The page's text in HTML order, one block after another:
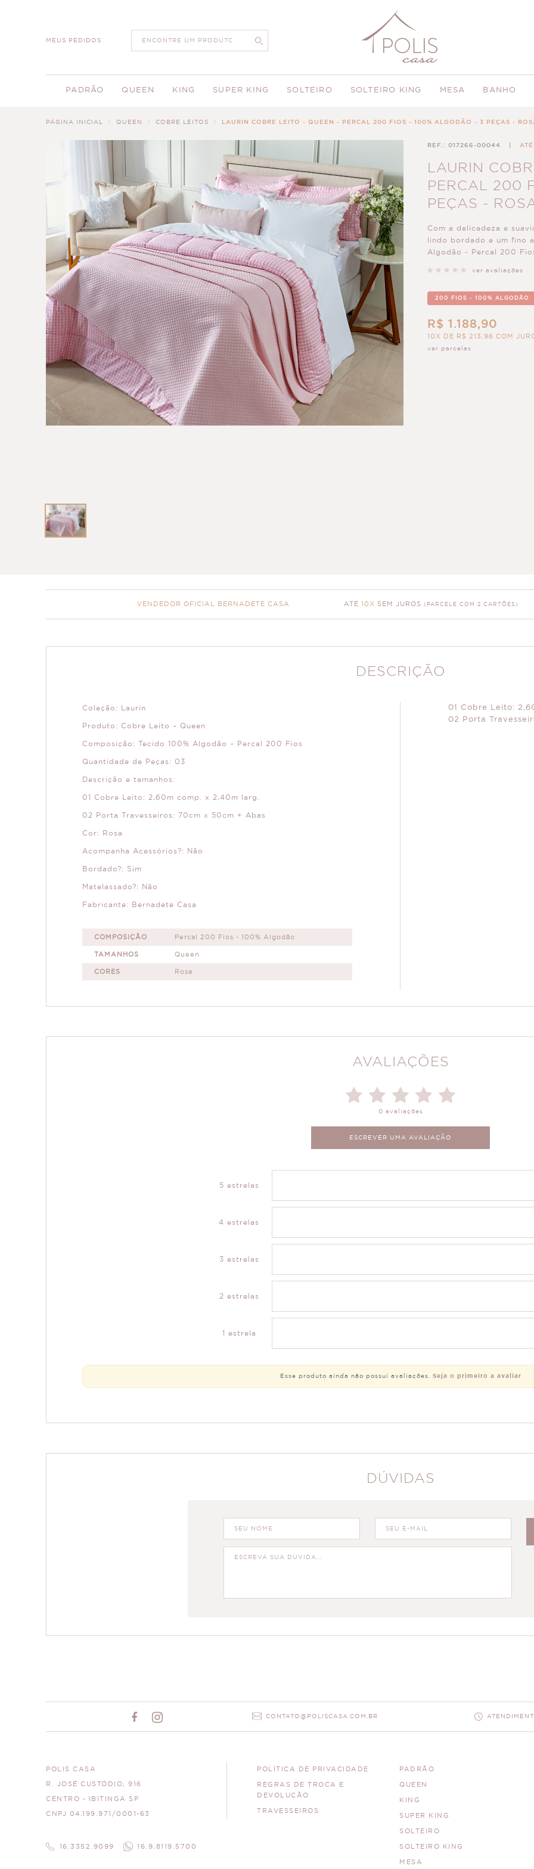
MEUS PEDIDOS
PADRÃO QUEEN KING SUPER KING SOLTEIRO SOLTEIRO KING MESA BANHO
PÁGINA INICIAL QUEEN COBRE LEITOS LAURIN COBRE LEITO - QUEEN - PERCAL 200 FIOS - 100% ALGODÃO - 3 PEÇAS -
REF.: 017266-00044
LAURIN
PERCAL 200
PEÇAS -
Com a delicadeza e
lindo bordado e um fino
Algodão - Percal 200
ver avaliações
200 FIOS - 100% ALGODÃO
R$ 1.188,90
10X DE R$ 213,96 COM
ver parcelas
VENDEDOR OFICIAL BERNADETE CASA ATÉ 10X SEM JUROS (PARCELE COM 2 CARTÕES)
DESCRIÇÃO
Coleção: Laurin
Produto: Cobre Leito – Queen
Composição: Tecido 100% Algodão – Percal 200 Fios
Quantidade de Peças: 03
Descrição e tamanhos:
01 Cobre Leito: 2,60m comp. x 2,40m larg.
02 Porta Travesseiros: 70cm x 50cm + Abas
Cor: Rosa
Acompanha Acessórios?: Não
Bordado?: Sim
Matelassado?: Não
Fabricante: Bernadete Casa
COMPOSIÇÃO Percal 200 Fios - 100% Algodão
TAMANHOS Queen
CORES Rosa
01 Cobre Leito:
02 Porta
AVALIAÇÕES
0 avaliações
ESCREVER UMA AVALIAÇÃO
5 estrelas
4 estrelas
3 estrelas
2 estrelas
1 estrela
Esse produto ainda não possui avaliações. Seja o primeiro a avaliar
DÚVIDAS
CONTATO@POLISCASA.COM.BR
POLIS CASA
R. JOSÉ CUSTÓDIO, 916
CENTRO - IBITINGA SP
CNPJ 04.199.971/0001-63
16.3352.9099 16.9.8119.5700
POLÍTICA DE PRIVACIDADE
REGRAS DE TROCA E
DEVOLUÇÃO
TRAVESSEIROS
PADRÃO
QUEEN
KING
SUPER KING
SOLTEIRO
SOLTEIRO KING
MESA